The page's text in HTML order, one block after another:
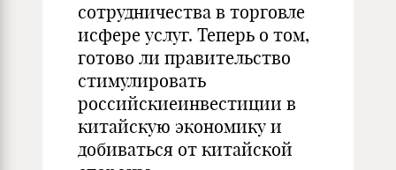
сотрудничества в торговле
исфере услуг. Теперь о том,
готово ли правительство
стимулировать
российскиеинвестиции в
китайскую экономику и
добиваться от китайской